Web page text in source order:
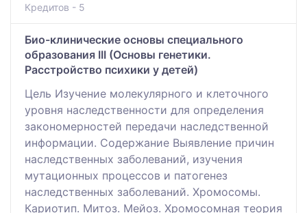
Кредитов - 5
Био-клинические основы специального
образования ІІІ (Основы генетики.
Расстройство психики у детей)
Цель Изучение молекулярного и клеточного
уровня наследственности для определения
закономерностей передачи наследственной
информации. Содержание Выявление причин
наследственных заболеваний, изучения
мутационных процессов и патогенез
наследственных заболеваний. Хромосомы.
Кариотип. Митоз. Мейоз. Хромосомная теория